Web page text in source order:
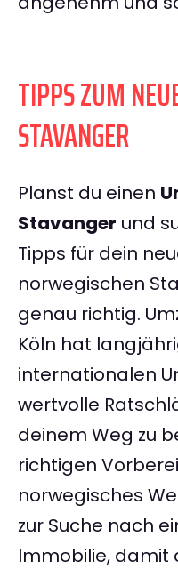
TIPPS ZUM
STAVANGER
Planst du einen
Stavanger und
Tipps für dein
norwegischen
genau richtig.
Köln hat
internationalen
wertvolle
deinem Weg zu
richtigen
norwegisches
zur Suche nach
Immobilie, damit